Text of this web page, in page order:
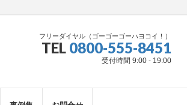
フリーダイヤル（ゴーゴーゴーハヨコイ！）
TEL 0800-555-8451
受付時間 9:00 - 19:00